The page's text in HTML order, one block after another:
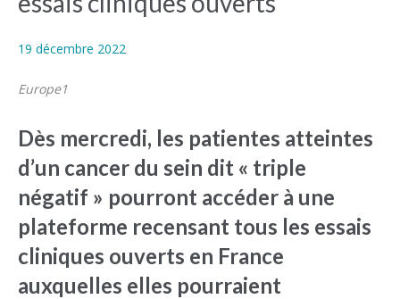
19 décembre 2022
Europe1
Dès mercredi, les patientes atteintes
d’un cancer du sein dit « triple
négatif » pourront accéder à une
plateforme recensant tous les essais
cliniques ouverts en France
auxquelles elles pourraient